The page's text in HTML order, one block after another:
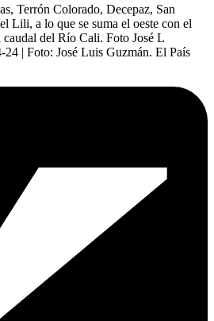
Terrón Colorado, Decepaz, San
Lili, a lo que se suma el oeste con el
caudal del Río Cali. Foto José L
24 | Foto: José Luis Guzmán. El País